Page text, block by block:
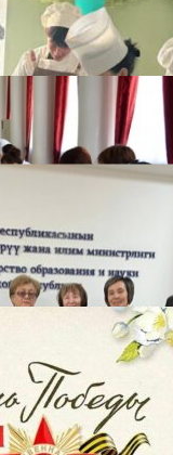
07.08.2026
Абитуриент
ЖОЖДОРГО
27.07.2026
ӨЗҮҢДҮН
20.07.2026
ЖОЖДОРГО
20.07.2026
Медиа
СУЗАКТА 750
07.08.2025
Улуу Жеңиштин
29.04.2025
Награды в